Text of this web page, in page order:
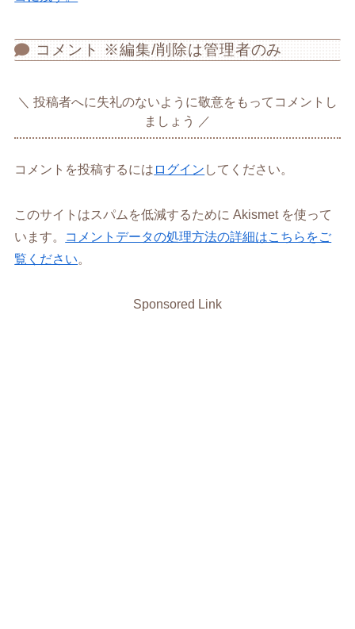
コメント ※編集/削除は管理者のみ
投稿者へに失礼のないように敬意をもってコメントし
ましょう
コメントを投稿するには ログイン してください。
このサイトはスパムを低減するために Akismet を使って
います。
コメントデータの処理方法の詳細はこちらをご
覧ください。
Sponsored Link